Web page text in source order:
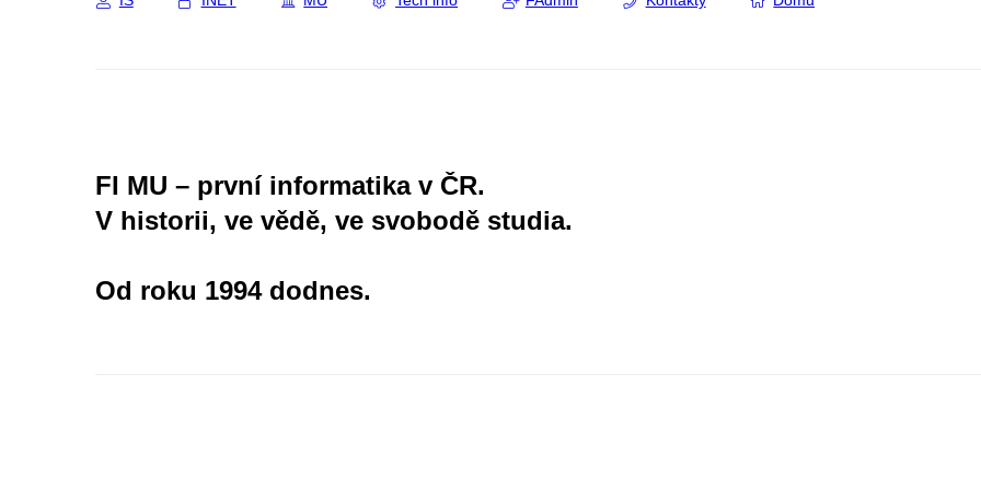
FI MU – první informatika v ČR.
V historii, ve vědě, ve svobodě studia.
Od roku 1994 dodnes.